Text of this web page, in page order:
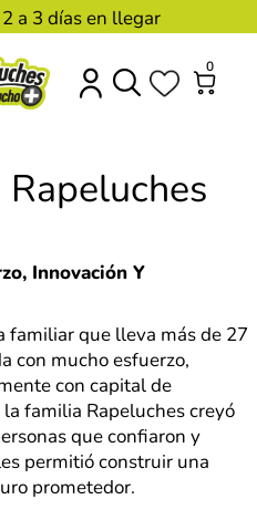
a 3 días en llegar
0
Innovación Y
familiar que lleva más de 27
con mucho esfuerzo,
con capital de
familia Rapeluches creyó
que confiaron y
permitió construir una
prometedor.